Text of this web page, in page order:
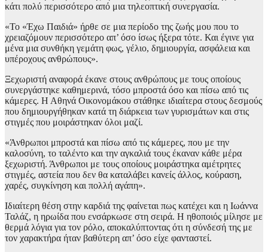
κάτι πολύ περισσότερο από μια τηλεοπτική συνεργασία.
«Το «Έχω Παιδιά» ήρθε σε μια περίοδο της ζωής μου που το
χρειαζόμουν περισσότερο απ’ όσο ίσως ήξερα τότε. Και έγινε για
μένα μια συνθήκη γεμάτη φως, γέλιο, δημιουργία, ασφάλεια και
υπέροχους ανθρώπους».
Ξεχωριστή αναφορά έκανε στους ανθρώπους με τους οποίους
συνεργάστηκε καθημερινά, τόσο μπροστά όσο και πίσω από τις
κάμερες. Η Αθηνά Οικονομάκου στάθηκε ιδιαίτερα στους δεσμούς
που δημιουργήθηκαν κατά τη διάρκεια των γυρισμάτων και στις
στιγμές που μοιράστηκαν όλοι μαζί.
«Άνθρωποι μπροστά και πίσω από τις κάμερες, που με την
καλοσύνη, το ταλέντο και την αγκαλιά τους έκαναν κάθε μέρα
ξεχωριστή. Άνθρωποι με τους οποίους μοιράστηκα αμέτρητες
στιγμές, αστεία που δεν θα καταλάβει κανείς άλλος, κούραση,
χαρές, συγκίνηση και πολλή αγάπη».
Ιδιαίτερη θέση στην καρδιά της φαίνεται πως κατέχει και η Ιωάννα
Ταλάζ, η ηρωίδα που ενσάρκωσε στη σειρά. Η ηθοποιός μίλησε με
θερμά λόγια για τον ρόλο, αποκαλύπτοντας ότι η σύνδεσή της με
τον χαρακτήρα ήταν βαθύτερη απ’ όσο είχε φανταστεί.